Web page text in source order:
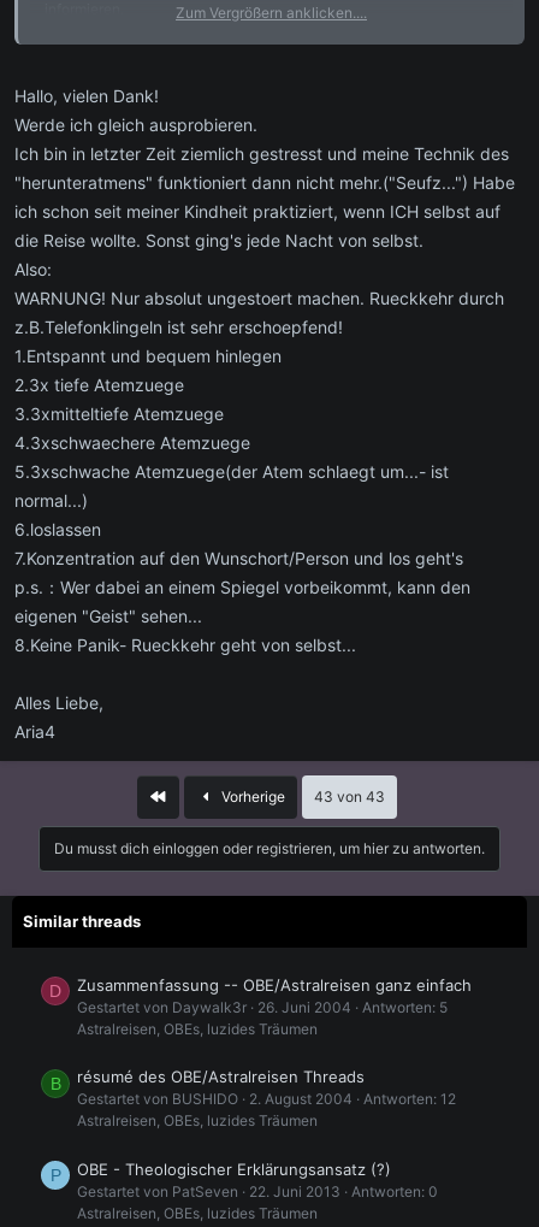
1.Schritt: Entspannung
2.Schritt: Den Geist ruhigstelln und sammeln
3.Schritt: An der Schwelle des Bewußtseins umherrschweifen
4.Schritt: Ein Objekt visualisieren
5.Schritt: Lassen sie das Objekt ein wenig schaukeln
6.Schritt: Steigern sie die Schaukelbewegung
7.Schritt: Schwingen sie gegenläufig zum Objekt
8.Schritt: Ergreifen sie das Objekt, und lassen sich von ihm
herausziehen.
Diese 8Schritte sollten bei anwendung dieser Technik fest im
Gedächtniss sein. Ws ganz genau in den einzelnen schritten zu
"tuhen" ist, kann man fast überall nachlesen, google ist euer freund
falls ihr neulinge seid, und mit meiner Technik erfolgt habt bitte lasst
es mich wissen
Toten, der GeisterWelt, m Universum oder auf anderen Planeten
))
PS: ich empfehle "Praxis der außerkörperlichen Erfahrung" von
Zum Vergrößern anklicken....
Hallo, vielen Dank!
Werde ich gleich ausprobieren.
Ich bin in letzter Zeit ziemlich gestresst und meine Technik des
"herunteratmens" funktioniert dann nicht mehr.("Seufz...") Habe
ich schon seit meiner Kindheit praktiziert, wenn ICH selbst auf
die Reise wollte. Sonst ging's jede Nacht von selbst.
Also:
WARNUNG! Nur absolut ungestoert machen. Rueckkehr durch
z.B.Telefonklingeln ist sehr erschoepfend!
1.Entspannt und bequem hinlegen
2.3x tiefe Atemzuege
3.3xmitteltiefe Atemzuege
4.3xschwaechere Atemzuege
5.3xschwache Atemzuege(der Atem schlaegt um...- ist
normal...)
6.loslassen
7.Konzentration auf den Wunschort/Person und los geht's
p.s.：Wer dabei an einem Spiegel vorbeikommt, kann den
eigenen "Geist" sehen...
8.Keine Panik- Rueckkehr geht von selbst...
Alles Liebe,
Aria4
Vorherige 43 von 43
Du musst dich einloggen oder registrieren, um hier zu antworten.
Similar threads
D Zusammenfassung -- OBE/Astralreisen ganz einfach
Gestartet von Daywalk3r 26. Juni 2004
Antworten: 5
Astralreisen, OBEs, luzides Träumen
B résumé des OBE/Astralreisen Threads
Gestartet von BUSHIDO 2. August 2004
Antworten: 12
Astralreisen, OBEs, luzides Träumen
P OBE - Theologischer Erklärungsansatz (?)
Gestartet von PatSeven 22. Juni 2013
Antworten: 0
Astralreisen, OBEs, luzides Träumen